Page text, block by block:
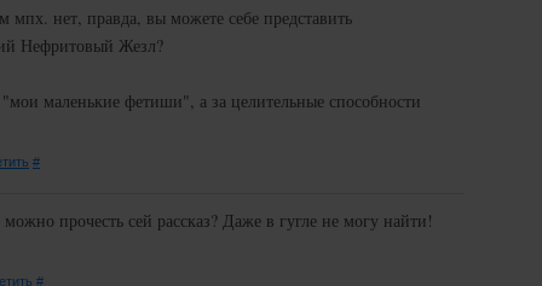
мпх. нет, правда, вы можете себе представить
Нефритовый Жезл?
"мои маленькие фетиши", а за целительные способности
#
можно прочесть сей рассказ? Даже в гугле не могу найти!
#